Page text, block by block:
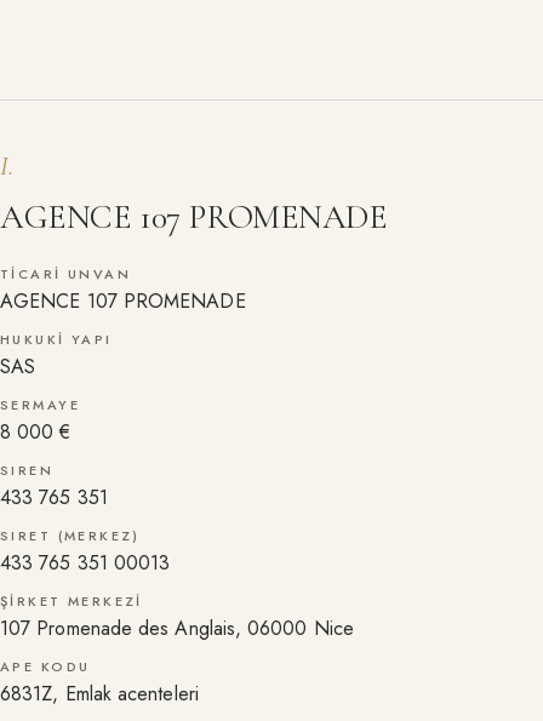
I.
AGENCE 107 PROMENADE
TICARI UNVAN
AGENCE 107 PROMENADE
HUKUKI YAPI
SAS
SERMAYE
8 000 €
SIREN
433 765 351
SIRET (MERKEZ)
433 765 351 00013
ŞIRKET MERKEZI
107 Promenade des Anglais, 06000 Nice
APE KODU
6831Z, Emlak acenteleri